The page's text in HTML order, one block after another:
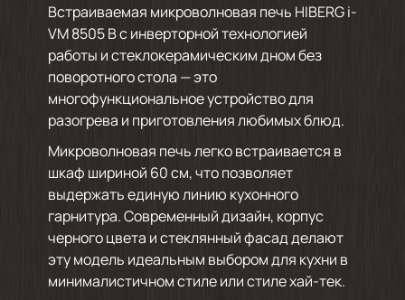
Встраиваемая микроволновая печь HIBERG i-
VM 8505 B с инверторной технологией
работы и стеклокерамическим дном без
поворотного стола — это
многофункциональное устройство для
разогрева и приготовления любимых блюд.
Микроволновая печь легко встраивается в
шкаф шириной 60 см, что позволяет
выдержать единую линию кухонного
гарнитура. Современный дизайн, корпус
черного цвета и стеклянный фасад делают
эту модель идеальным выбором для кухни в
минималистичном стиле или стиле хай-тек.